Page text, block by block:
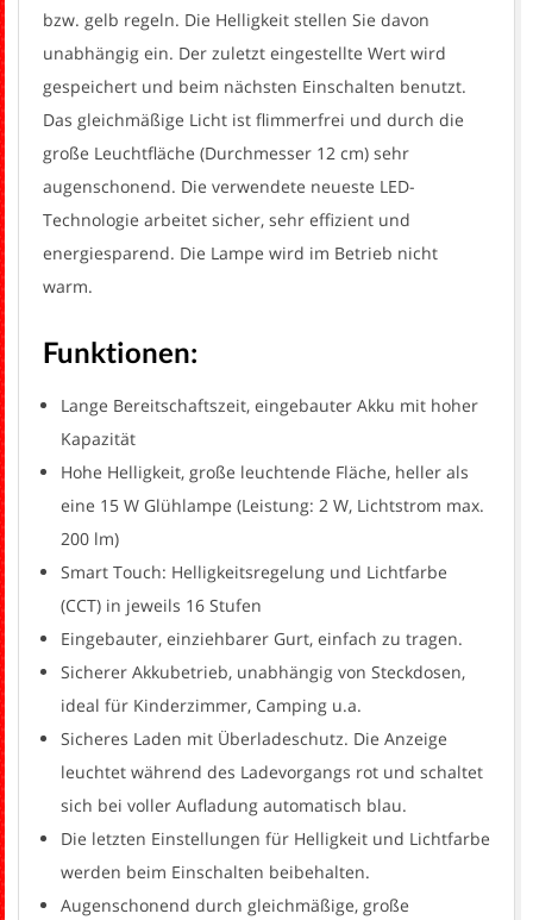
bzw. gelb regeln. Die Helligkeit stellen Sie davon
unabhängig ein. Der zuletzt eingestellte Wert wird
gespeichert und beim nächsten Einschalten benutzt.
Das gleichmäßige Licht ist flimmerfrei und durch die
große Leuchtfläche (Durchmesser 12 cm) sehr
augenschonend. Die verwendete neueste LED-
Technologie arbeitet sicher, sehr effizient und
energiesparend. Die Lampe wird im Betrieb nicht
warm.
Funktionen:
Lange Bereitschaftszeit, eingebauter Akku mit hoher
Kapazität
Hohe Helligkeit, große leuchtende Fläche, heller als
eine 15 W Glühlampe (Leistung: 2 W, Lichtstrom max.
200 lm)
Smart Touch: Helligkeitsregelung und Lichtfarbe
(CCT) in jeweils 16 Stufen
Eingebauter, einziehbarer Gurt, einfach zu tragen.
Sicherer Akkubetrieb, unabhängig von Steckdosen,
ideal für Kinderzimmer, Camping u.a.
Sicheres Laden mit Überladeschutz. Die Anzeige
leuchtet während des Ladevorgangs rot und schaltet
sich bei voller Aufladung automatisch blau.
Die letzten Einstellungen für Helligkeit und Lichtfarbe
werden beim Einschalten beibehalten.
Augenschonend durch gleichmäßige, große